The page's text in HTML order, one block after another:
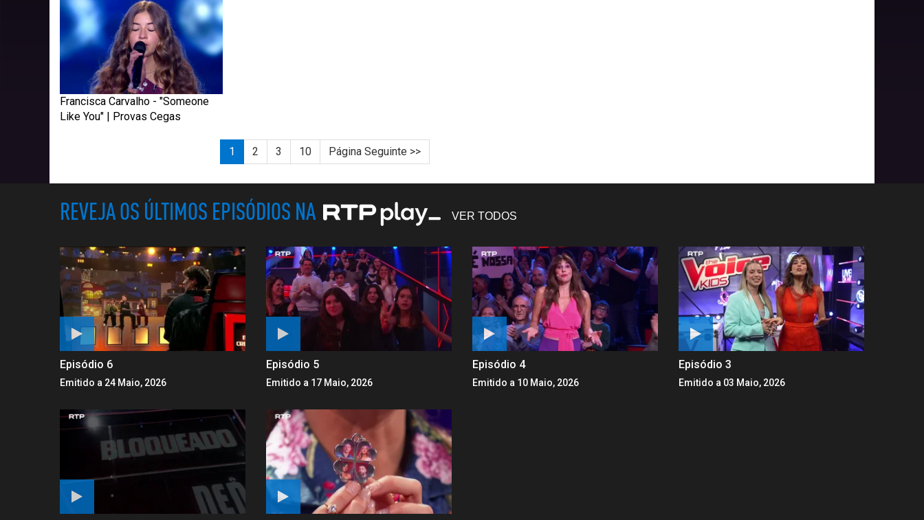
Francisca Carvalho - "Someone
Like You" | Provas Cegas
1 2 3 10 Página Seguinte >>
REVEJA OS ÚLTIMOS EPISÓDIOS NA VER TODOS
Episódio 6
Emitido a 24 Maio, 2026
Episódio 5
Emitido a 17 Maio, 2026
Episódio 4
Emitido a 10 Maio, 2026
Episódio 3
Emitido a 03 Maio, 2026